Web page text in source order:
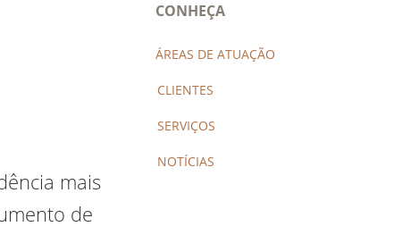
mais
de
CONHEÇA
ÁREAS DE ATUAÇÃO
CLIENTES
SERVIÇOS
NOTÍCIAS